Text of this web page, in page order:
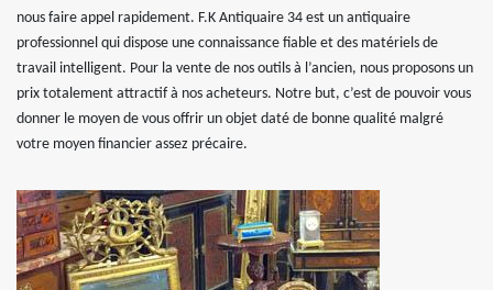
nous faire appel rapidement. F.K Antiquaire 34 est un antiquaire
professionnel qui dispose une connaissance fiable et des matériels de
travail intelligent. Pour la vente de nos outils à l’ancien, nous proposons un
prix totalement attractif à nos acheteurs. Notre but, c’est de pouvoir vous
donner le moyen de vous offrir un objet daté de bonne qualité malgré
votre moyen financier assez précaire.